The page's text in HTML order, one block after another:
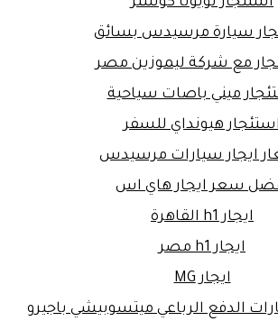
سيارة مرسيدس بسائق
مع شركة ليموزين مصر
ميني باصات سياحية
هيونداي للسفر
ايجار سيارات مرسيدس
سعر ايجار هاي اس
ايجار h1 القاهرة
ايجار h1 مصر
ايجار MG
الدفع الرباعي ميتسوبيشي باجيرو